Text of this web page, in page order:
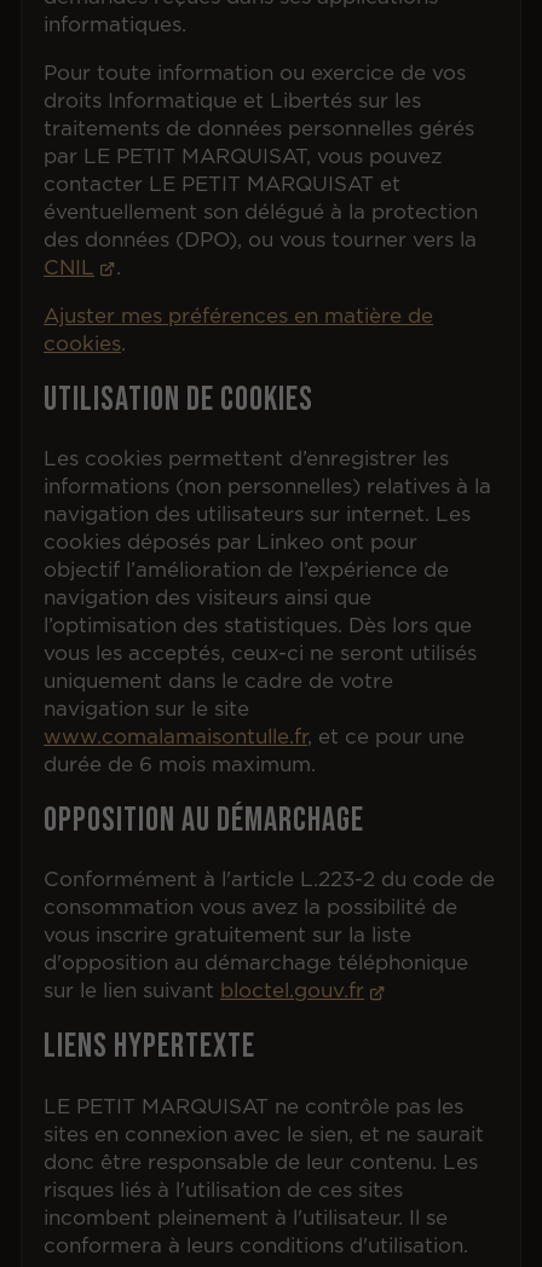
informatiques.
Pour toute information ou exercice de vos
droits Informatique et Libertés sur les
traitements de données personnelles gérés
par LE PETIT MARQUISAT, vous pouvez
contacter LE PETIT MARQUISAT et
éventuellement son délégué à la protection
des données (DPO), ou vous tourner vers la
CNIL
.
Ajuster mes préférences en matière de
cookies.
Utilisation de cookies
Les cookies permettent d’enregistrer les
informations (non personnelles) relatives à la
navigation des utilisateurs sur internet. Les
cookies déposés par Linkeo ont pour
objectif l’amélioration de l’expérience de
navigation des visiteurs ainsi que
l’optimisation des statistiques. Dès lors que
vous les acceptés, ceux-ci ne seront utilisés
uniquement dans le cadre de votre
navigation sur le site
www.comalamaisontulle.fr, et ce pour une
durée de 6 mois maximum.
Opposition au démarchage
Conformément à l'article L.223-2 du code de
consommation vous avez la possibilité de
vous inscrire gratuitement sur la liste
d'opposition au démarchage téléphonique
sur le lien suivant bloctel.gouv.fr
Liens hypertexte
LE PETIT MARQUISAT ne contrôle pas les
sites en connexion avec le sien, et ne saurait
donc être responsable de leur contenu. Les
risques liés à l'utilisation de ces sites
incombent pleinement à l'utilisateur. Il se
conformera à leurs conditions d'utilisation.